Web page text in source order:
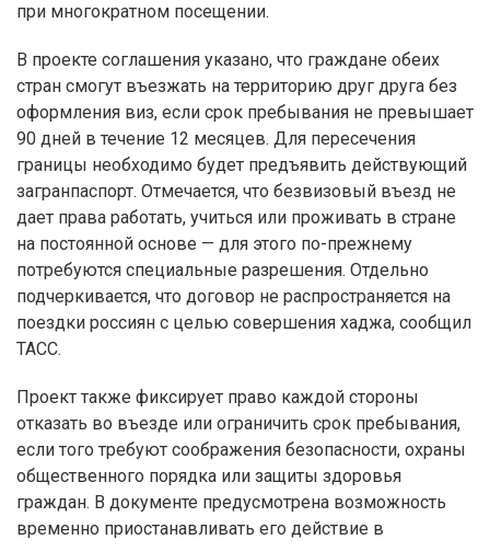
при многократном посещении.
В проекте соглашения указано, что граждане обеих
стран смогут въезжать на территорию друг друга без
оформления виз, если срок пребывания не превышает
90 дней в течение 12 месяцев. Для пересечения
границы необходимо будет предъявить действующий
загранпаспорт. Отмечается, что безвизовый въезд не
дает права работать, учиться или проживать в стране
на постоянной основе — для этого по-прежнему
потребуются специальные разрешения. Отдельно
подчеркивается, что договор не распространяется на
поездки россиян с целью совершения хаджа, сообщил
ТАСС.
Проект также фиксирует право каждой стороны
отказать во въезде или ограничить срок пребывания,
если того требуют соображения безопасности, охраны
общественного порядка или защиты здоровья
граждан. В документе предусмотрена возможность
временно приостанавливать его действие в